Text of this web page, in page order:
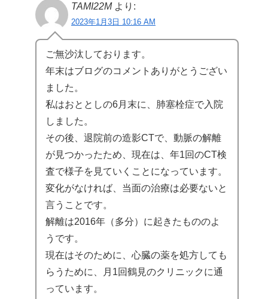
TAMI22M より:
2023年1月3日 10:16 AM
ご無沙汰しております。
年末はブログのコメントありがとうござい
ました。
私はおととしの6月末に、肺塞栓症で入院
しました。
その後、退院前の造影CTで、動脈の解離
が見つかったため、現在は、年1回のCT検
査で様子を見ていくことになっています。
変化がなければ、当面の治療は必要ないと
言うことです。
解離は2016年（多分）に起きたもののよ
うです。
現在はそのために、心臓の薬を処方しても
らうために、月1回鶴見のクリニックに通
っています。